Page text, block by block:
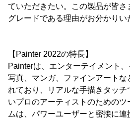
ていただきたい。この製品が皆
グレードである理由がお分かりい
【Painter 2022の特長】
Painterは、エンターテイメント、
写真、マンガ、ファインアートな
れており、リアルな手描きタッチ
いプロのアーティストのための
ムは、パワーユーザーと密接に